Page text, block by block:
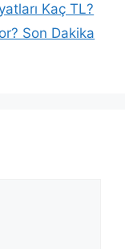
Kaç TL?
Son Dakika